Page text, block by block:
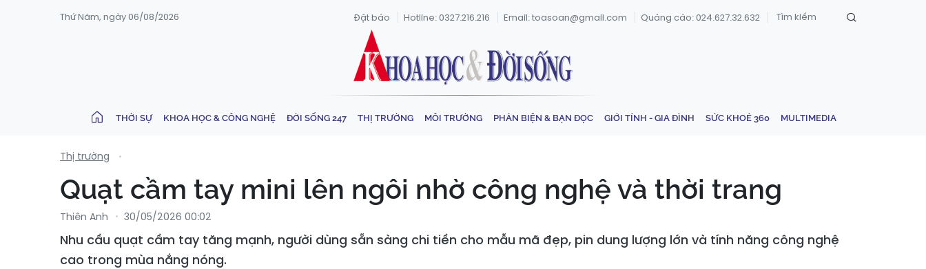
Thứ Năm, ngày 06/08/2026 Đặt báo Hotline: 0327.216.216 Email: toasoan@gmail.com Quảng cáo: 024.627.32.632
THỜI SỰ KHOA HỌC & CÔNG NGHỆ ĐỜI SỐNG 247 THỊ TRƯỜNG MÔI TRƯỜNG PHẢN BIỆN & BẠN ĐỌC GIỚI TÍNH - GIA ĐÌNH SỨC KHOẺ 360 MULTIMEDIA
Thị trường
Quạt cầm tay mini lên ngôi nhờ công nghệ và thời trang
Thiên Anh 30/05/2026 00:02
Nhu cầu quạt cầm tay tăng mạnh, người dùng sẵn sàng chi tiền cho mẫu mã đẹp, pin dung lượng lớn và tính năng công nghệ
cao trong mùa nắng nóng.